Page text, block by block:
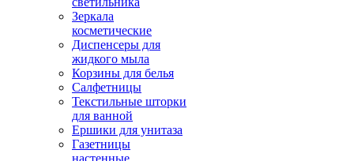
Зеркала
косметические
Диспенсеры для
жидкого мыла
Корзины для белья
Салфетницы
Текстильные шторки
для ванной
Ершики для унитаза
Газетницы
настенные